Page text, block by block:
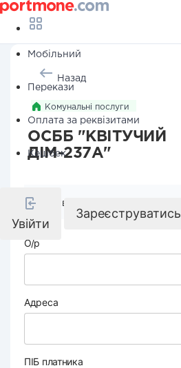
Мобільний
Перекази
Оплата за реквізитами
Кешбек
Увійти
Зареєструватись
Назад
Комунальні послуги
ОСББ "КВІТУЧИЙ
ДІМ-237А"
Реквізити компанії
О/р
Адреса
ПІБ платника